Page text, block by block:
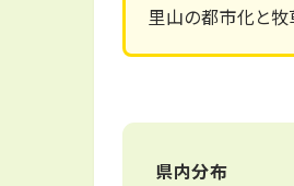
里山の都市化と
県内分布